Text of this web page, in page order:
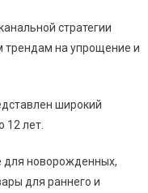
стратегии
трендам на упрощение и
широкий
12 лет.
для новорожденных,
для раннего и